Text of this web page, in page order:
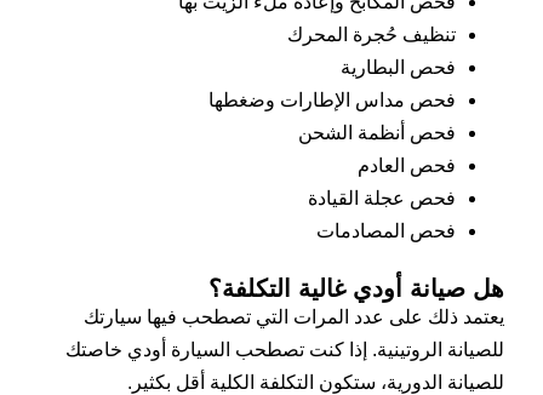
تنظيف حُجرة المحرك
فحص البطارية
فحص مداس الإطارات وضغطها
فحص أنظمة الشحن
فحص العادم
فحص عجلة القيادة
فحص المصادمات
هل صيانة أودي غالية التكلفة؟
يعتمد ذلك على عدد المرات التي تصطحب فيها سيارتك
للصيانة الروتينية. إذا كنت تصطحب السيارة أودي خاصتك
للصيانة الدورية، ستكون التكلفة الكلية أقل بكثير.